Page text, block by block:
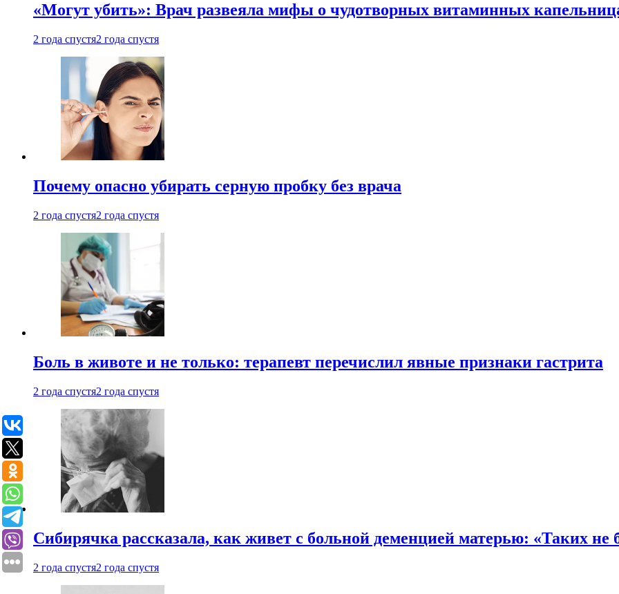
«Могут убить»: Врач развеяла мифы о чудотворных витаминных
2 года спустя2 года спустя
Почему опасно убирать серную пробку без врача
2 года спустя2 года спустя
Боль в животе и не только: терапевт перечислил явные признаки гастрита
2 года спустя2 года спустя
Сибирячка рассказала, как живет с больной деменцией матерью: «Таких не
2 года спустя2 года спустя